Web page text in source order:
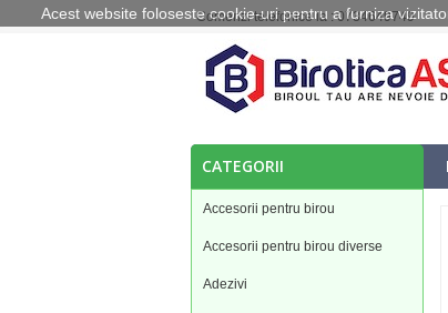
Comenzi telefonice la : 0734649749
CATEGORII
Accesorii pentru birou
Accesorii pentru birou diverse
Adezivi
Acest website foloseste cookie-uri pentru a furniza